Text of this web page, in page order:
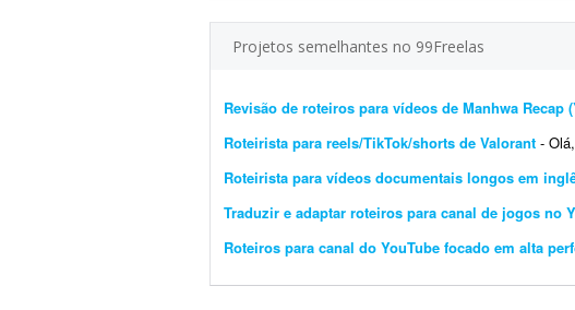
Projetos semelhantes no 99Freelas
Revisão de roteiros para vídeos de Manhwa Recap
Roteirista para reels/TikTok/shorts de Valorant - Olá,
Roteirista para vídeos documentais longos em
Traduzir e adaptar roteiros para canal de jogos no
Roteiros para canal do YouTube focado em alta